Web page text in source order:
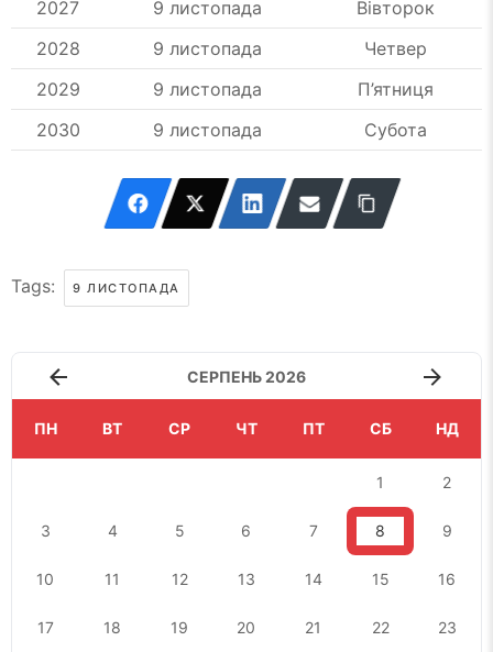
2027
9 листопада
Вівторок
2028
9 листопада
Четвер
2029
9 листопада
П’ятниця
2030
9 листопада Субота
Tags: 9 ЛИСТОПАДА
СЕРПЕНЬ 2026
ПН ВТ СР ЧТ ПТ СБ НД
1 2
3 4 5 6 7 8 9
10 11 12 13 14 15 16
17 18 19 20 21 22 23